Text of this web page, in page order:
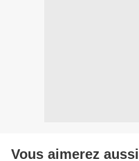
Vous aimerez aussi